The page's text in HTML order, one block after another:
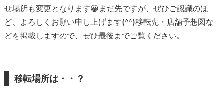
せ場所も変更となります😀まだ先ですが、ぜひご認識のほ
ど、よろしくお願い申し上げます(^^)移転先・店舗予想図な
どを掲載しますので、ぜひ最後までご覧ください。
移転場所は・・？